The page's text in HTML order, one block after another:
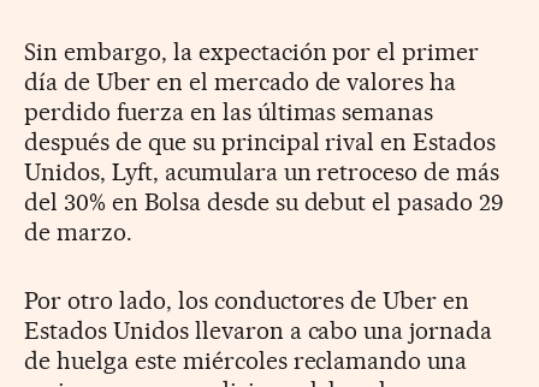
Sin embargo, la expectación por el primer
día de Uber en el mercado de valores ha
perdido fuerza en las últimas semanas
después de que su principal rival en Estados
Unidos, Lyft, acumulara un retroceso de más
del 30% en Bolsa desde su debut el pasado 29
de marzo.
Por otro lado, los conductores de Uber en
Estados Unidos llevaron a cabo una jornada
de huelga este miércoles reclamando una